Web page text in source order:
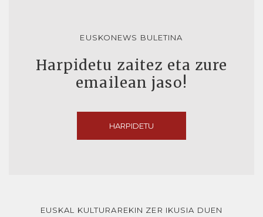
EUSKONEWS BULETINA
Harpidetu zaitez eta zure
emailean jaso!
HARPIDETU
EUSKAL KULTURAREKIN ZER IKUSIA DUEN